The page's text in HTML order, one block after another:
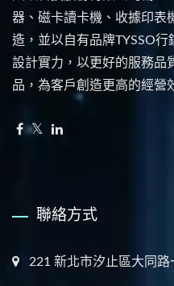
器、磁卡讀卡機、收據印表
造，並以自有品牌TYSSO
設計實力，以更好的服務品
品，為客戶創造更高的經營
聯絡方式
221 新北市汐止區大同